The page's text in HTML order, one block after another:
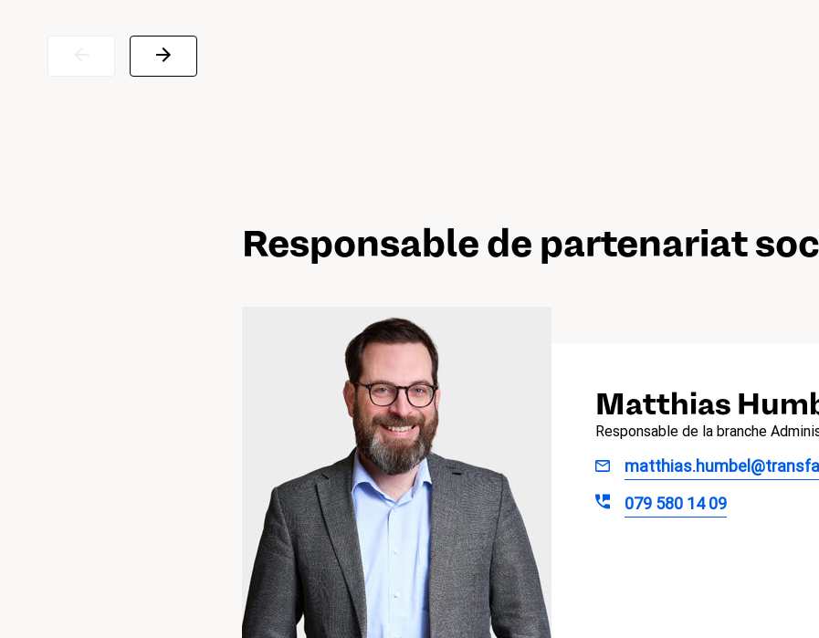
Responsable de partenariat
Matthias
Responsable de la branche
079 580 14 09